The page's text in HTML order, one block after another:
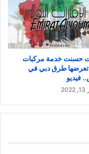
حسنت خدمة مركبات
تعرضها طرق دبي في
فيديو